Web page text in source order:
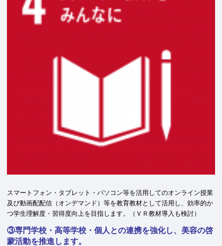
スマートフォン・タブレット・パソコン等を活用してのオンライン授業
及び動画配配信（オンデマンド）等を教育教材として活用し、効率的か
つ学生理解度・習得度向上を目指します。（ＶＲ教材導入も検討）
③専門学校・高等学校・個人との連携を強化し、美容の啓
蒙活動を推進します。